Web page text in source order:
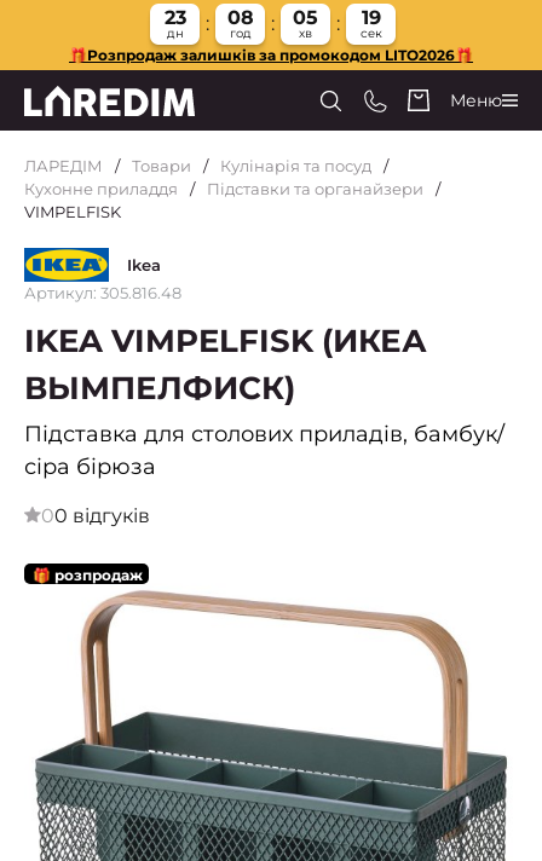
23
дн
08
год
05
хв
18
сек
🎁Розпродаж залишків за промокодом LITO2026🎁
Меню
ЛАРЕДІМ Товари
Кулінарія та посуд
Кухонне приладдя
Підставки та органайзери
VIMPELFISK
Ikea
Артикул: 305.816.48
IKEA VIMPELFISK (ИКЕА
ВЫМПЕЛФИСК)
Підставка для столових приладів, бамбук/
сіра бірюза
00 відгуків
🎁 розпродаж